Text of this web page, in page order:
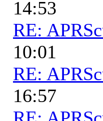
14:53
RE:
10:01
RE:
16:57